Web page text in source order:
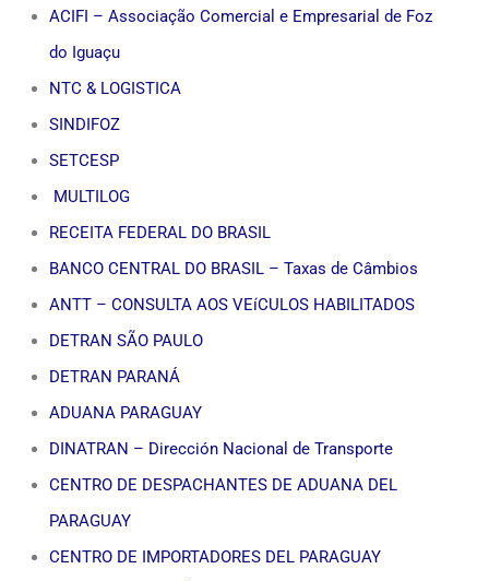
ACIFI – Associação Comercial e Empresarial de Foz
do Iguaçu
NTC & LOGISTICA
SINDIFOZ
SETCESP
MULTILOG
RECEITA FEDERAL DO BRASIL
BANCO CENTRAL DO BRASIL – Taxas de Câmbios
ANTT – CONSULTA AOS VEíCULOS HABILITADOS
DETRAN SÃO PAULO
DETRAN PARANÁ
ADUANA PARAGUAY
DINATRAN – Dirección Nacional de Transporte
CENTRO DE DESPACHANTES DE ADUANA DEL
PARAGUAY
CENTRO DE IMPORTADORES DEL PARAGUAY